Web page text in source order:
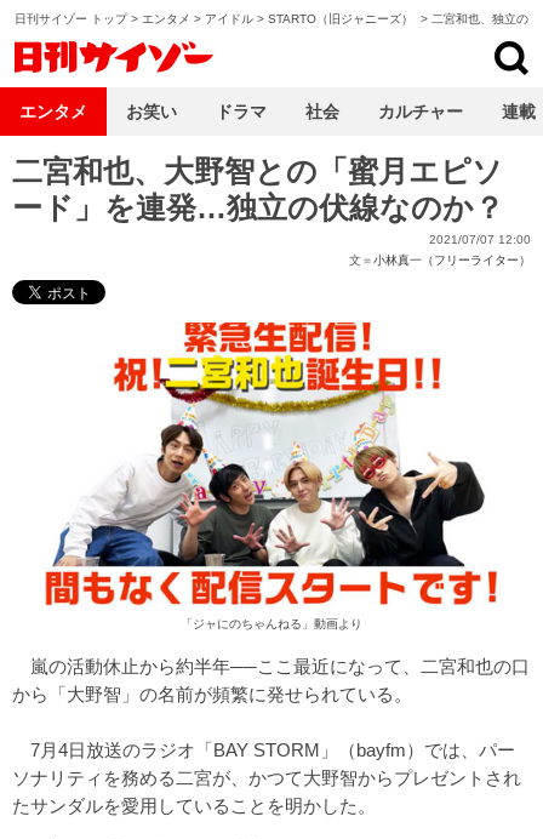
日刊サイゾー トップ> エンタメ > アイドル > STARTO（旧ジャニーズ） > 二宮和也、独立の“
二宮和也、大野智との「蜜月エピソ
ード」を連発…独立の伏線なのか？
2021/07/07 12:00
文＝小林真一（フリーライター）
「ジャにのちゃんねる」 動画より
嵐の活動休止から約半年──ここ最近になって、二宮和也の口
から「大野智」の名前が頻繁に発せられている。
7月4日放送のラジオ「BAY STORM」（bayfm）では、パー
ソナリティを務める二宮が、かつて大野智からプレゼントされ
たサンダルを愛用していることを明かした。
エンタメ お笑い ドラマ 社会 カルチャー 連載